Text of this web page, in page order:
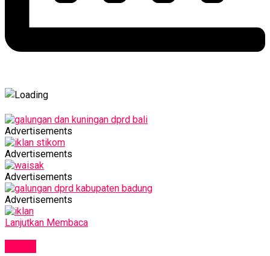
Advertisements
Advertisements
Advertisements
Advertisements
Lanjutkan Membaca